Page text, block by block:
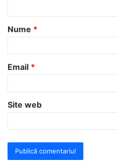
a
r
*
Nume *
Email *
Site web